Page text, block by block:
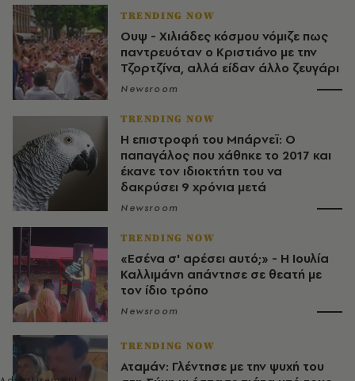
TRENDING NOW
Ουψ - Χιλιάδες κόσμου νόμιζε πως
παντρευόταν ο Κριστιάνο με την
Τζορτζίνα, αλλά είδαν άλλο ζευγάρι
Newsroom
TRENDING NOW
Η επιστροφή του Μπάρνεϊ: Ο
παπαγάλος που χάθηκε το 2017 και
έκανε τον ιδιοκτήτη του να
δακρύσει 9 χρόνια μετά
Newsroom
TRENDING NOW
«Εσένα σ' αρέσει αυτό;» - Η Ιουλία
Καλλιμάνη απάντησε σε θεατή με
τον ίδιο τρόπο
Newsroom
TRENDING NOW
Αταμάν: Γλέντησε με την ψυχή του